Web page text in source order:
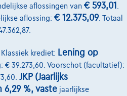
aflossingen van € 593,01 .
aflossing: € 12.375,09. Totaal
krediet: Lening op
€ 39.273,60. Voorschot (facultatief):
JKP (Jaarlijks
6,29 %, vaste jaarlijkse